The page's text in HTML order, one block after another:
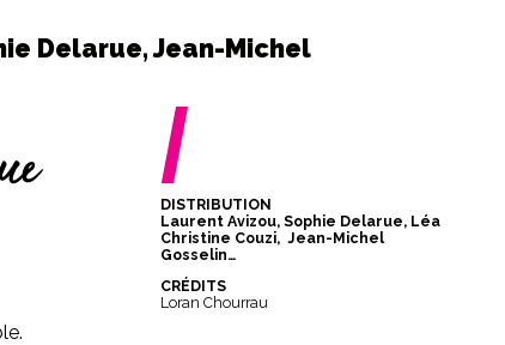
Delarue, Jean-Michel
/
DISTRIBUTION
Laurent Avizou, Sophie Delarue, Léa
Christine Couzi, Jean-Michel
Gosselin…
CRÉDITS
Loran Chourrau